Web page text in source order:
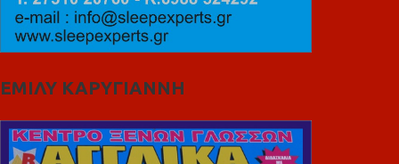
ΕΜΙΛΥ ΚΑΡΥΓΙΑΝΝΗ